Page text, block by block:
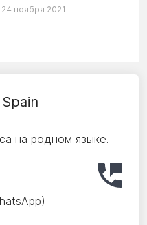
24 ноября 2021
на родном языке.